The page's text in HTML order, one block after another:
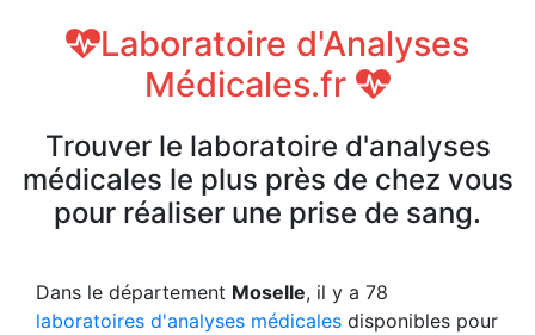
Laboratoire d'Analyses
Médicales.fr
Trouver le laboratoire d'analyses
médicales le plus près de chez vous
pour réaliser une prise de sang.
Dans le département Moselle, il y a 78
laboratoires d'analyses médicales disponibles pour